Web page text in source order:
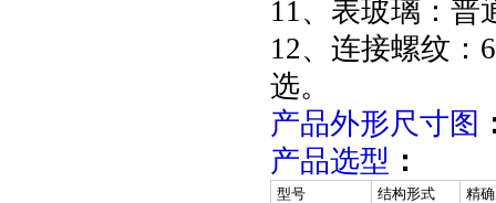
11、表玻璃：普
12、连接螺纹：
选。
产品外形尺寸图
产品选型 ：
型号 结构形式
精